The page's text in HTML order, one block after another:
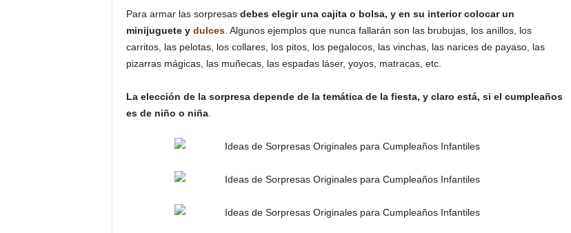
Para armar las sorpresas debes elegir una cajita o bolsa, y en su interior colocar un
minijuguete y dulces. Algunos ejemplos que nunca fallarán son las brubujas, los anillos, los
carritos, las pelotas, los collares, los pitos, los pegalocos, las vinchas, las narices de payaso, las
pizarras mágicas, las muñecas, las espadas láser, yoyos, matracas, etc.
La elección de la sorpresa depende de la temática de la fiesta, y claro está, si el cumpleaños
es de niño o niña.